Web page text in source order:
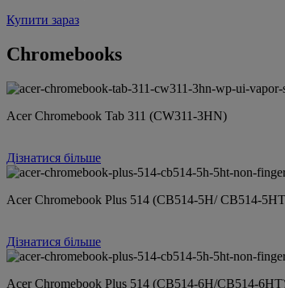
Купити зараз
Chromebooks
Acer Chromebook Tab 311 (CW311-3HN)
Дізнатися більше
Acer Chromebook Plus 514 (CB514-5H/ CB514-
Дізнатися більше
Acer Chromebook Plus 514 (CB514-6H/CB514-